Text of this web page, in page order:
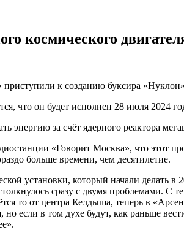
космического
к созданию буксира
что он будет исполнен 28 июля 2024
энергию за счёт ядерного реактора
«Говорит Москва», что этот
больше времени, чем десятилетие.
установки, который начали делать в
сразу с двумя проблемами.
то от центра Келдыша, теперь в
если в том духе будут, как раньше